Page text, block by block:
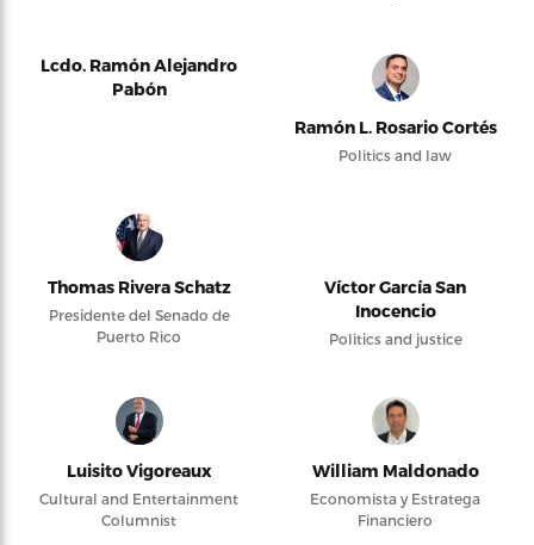
Lcdo. Ramón Alejandro
Pabón
Ramón L. Rosario Cortés
Politics and law
Thomas Rivera Schatz
Presidente del Senado de
Puerto Rico
Víctor García San
Inocencio
Politics and justice
Luisito Vigoreaux
Cultural and Entertainment
Columnist
William Maldonado
Economista y Estratega
Financiero